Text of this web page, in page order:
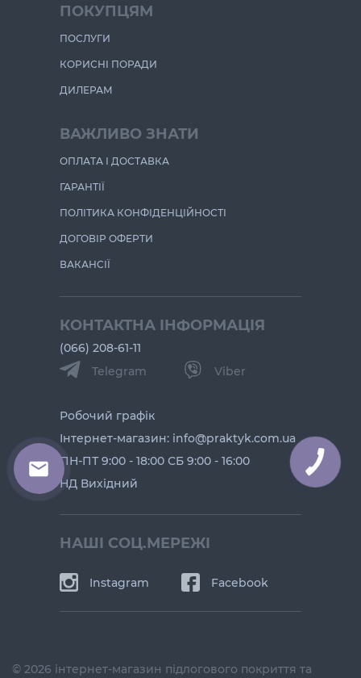
ПОКУПЦЯМ
ПОСЛУГИ
КОРИСНІ ПОРАДИ
ДИЛЕРАМ
ВАЖЛИВО ЗНАТИ
ОПЛАТА І ДОСТАВКА
ГАРАНТІЇ
ПОЛІТИКА КОНФІДЕНЦІЙНОСТІ
ДОГОВІР ОФЕРТИ
ВАКАНСІЇ
КОНТАКТНА ІНФОРМАЦІЯ
(066) 208-61-11
Telegram
Viber
Робочий графік
Інтернет-магазин: info@praktyk.com.ua
ПН-ПТ 9:00 - 18:00 СБ 9:00 - 16:00
НД Вихідний
НАШІ СОЦ.МЕРЕЖІ
Instagram Facebook
© 2026 інтернет-магазин підлогового покриття та